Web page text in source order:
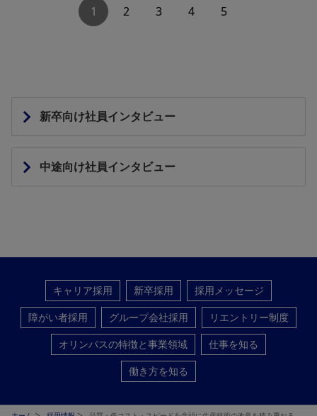
1 2 3 4 5
新卒向け社員インタビュー
中途向け社員インタビュー
キャリア採用 新卒採用
採用メッセージ
障がい者採用
グループ会社採用
リエントリー制度
オリンパスの特徴と事業領域
仕事を知る
働き方を知る